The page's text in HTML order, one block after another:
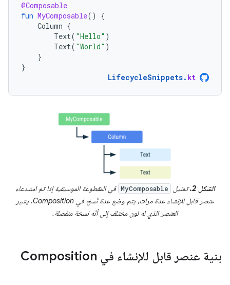
@Composable
fun MyComposable()
{
Column {
Text( "Hello" )
Text( "World" )
}
}
LifecycleSnippets. kt
الشكل 2. تمثيل MyComposable في المقطوعة الموسيقية إذا تم استدعاء
عنصر قابل للإنشاء عدة مرات، يتم وضع عدة نُسخ في Composition. يشير
العنصر الذي له لون مختلف إلى أنّه نسخة منفصلة.
بنية عنصر قابل للإنشاء في Composition